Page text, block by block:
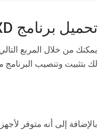
تحميل برنامج Adobe XD
يمكنك من خلال المربع
لك بتثبيت وتنصيب البرنامج مجانًا
بالإضافة إلى أنه متوفر